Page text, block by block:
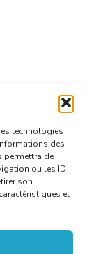
technologies
des
permettra de
ou les ID
son
et